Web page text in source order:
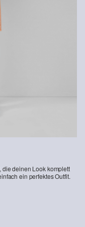
Du unsere Investition
zu helfen
die Umwelt zu
unterstützt
ökologischer und
in nachhaltigeren
wird über ein
daher
dazu
die deinen Look komplett
ein perfektes Outfit.